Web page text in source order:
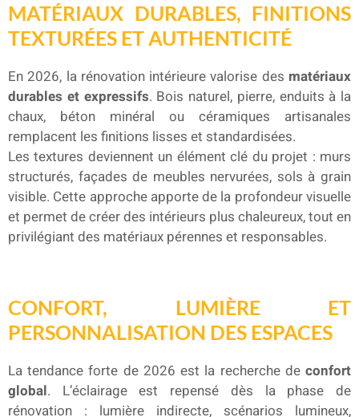
MATÉRIAUX DURABLES, FINITIONS
TEXTURÉES ET AUTHENTICITÉ
En 2026, la rénovation intérieure valorise des matériaux
durables et expressifs. Bois naturel, pierre, enduits à la
chaux, béton minéral ou céramiques artisanales
remplacent les finitions lisses et standardisées.
Les textures deviennent un élément clé du projet : murs
structurés, façades de meubles nervurées, sols à grain
visible. Cette approche apporte de la profondeur visuelle
et permet de créer des intérieurs plus chaleureux, tout en
privilégiant des matériaux pérennes et responsables.
CONFORT, LUMIÈRE ET
PERSONNALISATION DES ESPACES
La tendance forte de 2026 est la recherche de confort
global. L’éclairage est repensé dès la phase de
rénovation : lumière indirecte, scénarios lumineux,